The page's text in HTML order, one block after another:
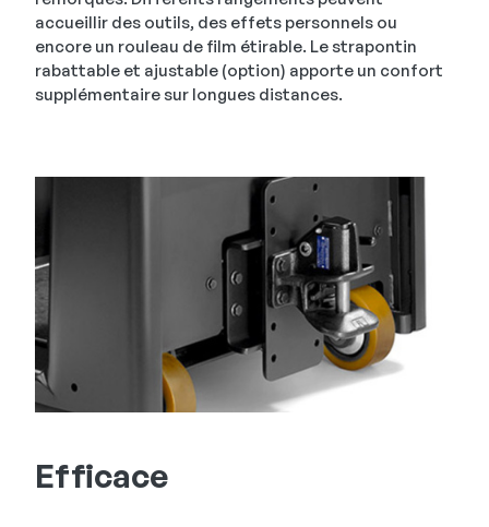
accueillir des outils, des effets personnels ou
encore un rouleau de film étirable. Le strapontin
rabattable et ajustable (option) apporte un confort
supplémentaire sur longues distances.
Efficace